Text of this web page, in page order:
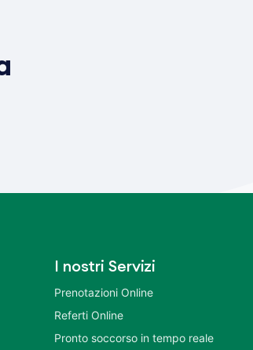
I nostri Servizi
Prenotazioni Online
Referti Online
Pronto soccorso in tempo reale